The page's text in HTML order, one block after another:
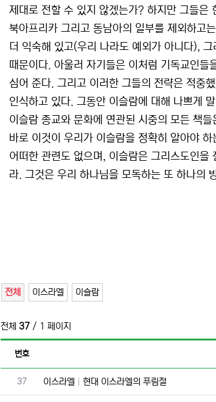
제대로 전할 수 있지 않겠는가? 하지만 그들은
북아프리카 그리고 동남아의 일부를 제외하고
더 익숙해 있고(우리 나라도 예외가 아니다),
때문이다. 아울러 자기들은 이처럼 기독교인
심어 준다. 그리고 이러한 그들의 전략은 적중
인식하고 있다. 그동안 이슬람에 대해 나쁘게
이슬람 종교와 문화에 연관된 시중의 모든 책
바로 이것이 우리가 이슬람을 정확히 알아야
어떠한 관련도 없으며, 이슬람은 그리스도인
라. 그것은 우리 하나님을 모독하는 또 하나의
전체 이스라엘 이슬람
전체 37 / 1 페이지
번호
번호
37 이스라엘 현대 이스라엘의 푸림절